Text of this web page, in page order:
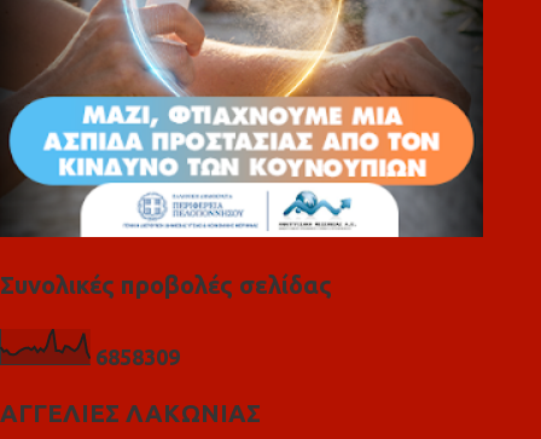
Συνολικές προβολές σελίδας
6858309
ΑΓΓΕΛΙΕΣ ΛΑΚΩΝΙΑΣ